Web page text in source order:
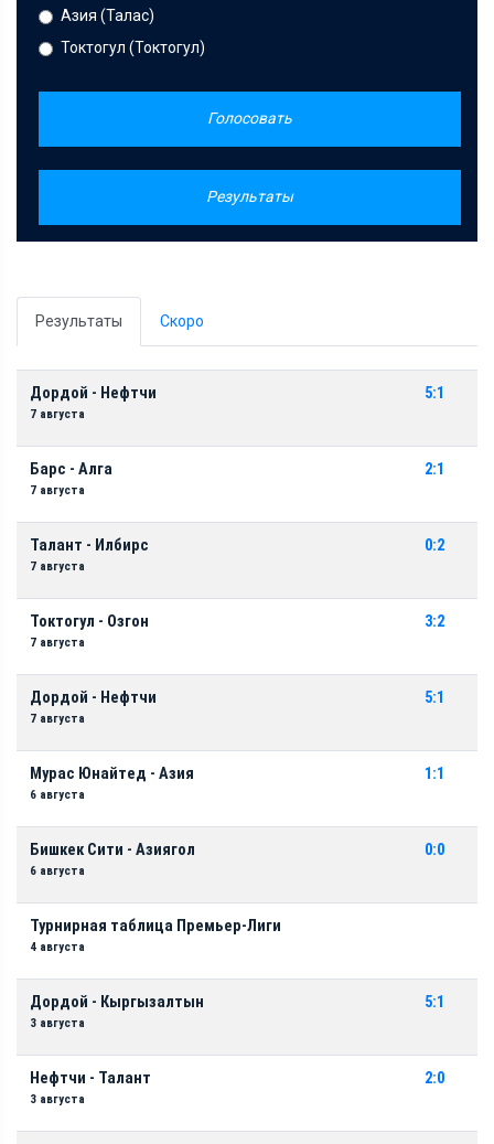
Азия (Талас)
Токтогул (Токтогул)
Голосовать
Результаты
Результаты Скоро
Дордой - Нефтчи
7 августа
5:1
Барс - Алга
7 августа
2:1
Талант - Илбирс
7 августа
0:2
Токтогул - Озгон
7 августа
3:2
Дордой - Нефтчи
7 августа
5:1
Мурас Юнайтед - Азия
6 августа
1:1
Бишкек Сити - Азиягол
6 августа
0:0
Турнирная таблица Премьер-Лиги
4 августа
Дордой - Кыргызалтын
3 августа
5:1
Нефтчи - Талант
3 августа
2:0